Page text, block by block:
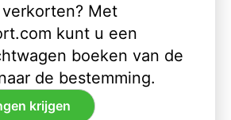
Met
kunt u een
boeken van de
de bestemming.
krijgen